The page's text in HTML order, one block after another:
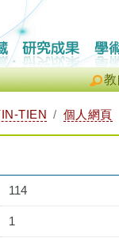
TIEN 個人網頁
114
1